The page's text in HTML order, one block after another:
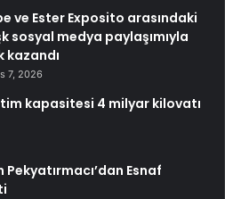
ve Ester Exposito arasındaki
sosyal medya paylaşımıyla
kazandı
7, 2026
kapasitesi 4 milyar kilovatı
Pekyatırmacı’dan Esnaf